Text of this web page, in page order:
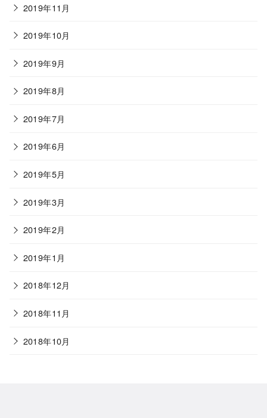
2019年11月
2019年10月
2019年9月
2019年8月
2019年7月
2019年6月
2019年5月
2019年3月
2019年2月
2019年1月
2018年12月
2018年11月
2018年10月